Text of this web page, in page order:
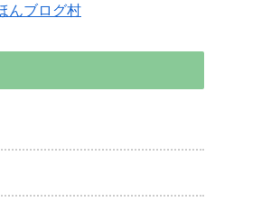
んブログ村